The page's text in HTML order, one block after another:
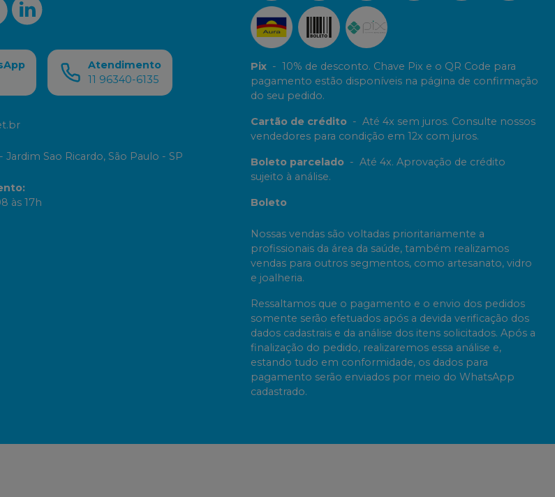
Atendimento
11 96340-6135
Jardim Sao Ricardo, São Paulo - SP
:
às 17h
Pix - 10% de desconto. Chave Pix e o QR Code para
pagamento estão disponíveis na página de confirmação
do seu pedido.
Cartão de crédito - Até 4x sem juros. Consulte nossos
vendedores para condição em 12x com juros.
Boleto parcelado - Até 4x. Aprovação de crédito
sujeito à análise.
Boleto
Nossas vendas são voltadas prioritariamente a
profissionais da área da saúde, também realizamos
vendas para outros segmentos, como artesanato, vidro
e joalheria.
Ressaltamos que o pagamento e o envio dos pedidos
somente serão efetuados após a devida verificação dos
dados cadastrais e da análise dos itens solicitados. Após a
finalização do pedido, realizaremos essa análise e,
estando tudo em conformidade, os dados para
pagamento serão enviados por meio do WhatsApp
cadastrado.